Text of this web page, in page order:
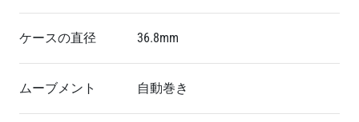
ケースの直径 36.8mm
ムーブメント 自動巻き